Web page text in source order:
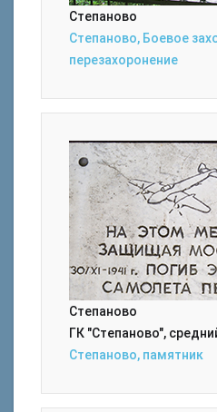
Степаново
Степаново, Боевое
перезахоронение
Степаново
ГК "Степаново",
Степаново, памятник